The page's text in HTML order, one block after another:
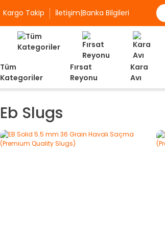
Kargo Takip İletişim|Banka Bilgileri
Tüm
Kategoriler
Fırsat
Reyonu
Kara
Avı
Eb Slugs